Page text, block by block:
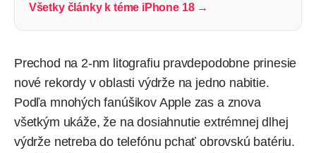
Všetky články k téme iPhone 18 →
Prechod na 2-nm litografiu pravdepodobne prinesie
nové rekordy v oblasti výdrže na jedno nabitie.
Podľa mnohých fanúšikov Apple zas a znova
všetkým ukáže, že na dosiahnutie extrémnej dlhej
výdrže netreba do telefónu pchať obrovskú batériu.